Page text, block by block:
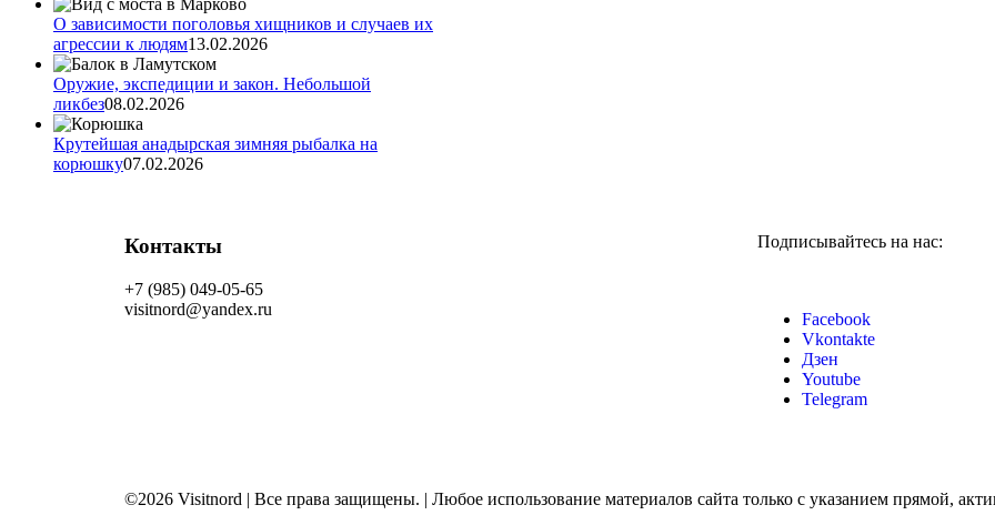
О зависимости поголовья хищников и случаев их
агрессии к людям13.02.2026
Оружие, экспедиции и закон. Небольшой
ликбез08.02.2026
Крутейшая анадырская зимняя рыбалка на
корюшку07.02.2026
Контакты
+7 (985) 049-05-65
visitnord@yandex.ru
Подписывайтесь на нас:
Facebook
Vkontakte
Дзен
Youtube
Telegram
©2026 Visitnord | Все права защищены. | Любое использование материалов сайта только с указанием прямой,